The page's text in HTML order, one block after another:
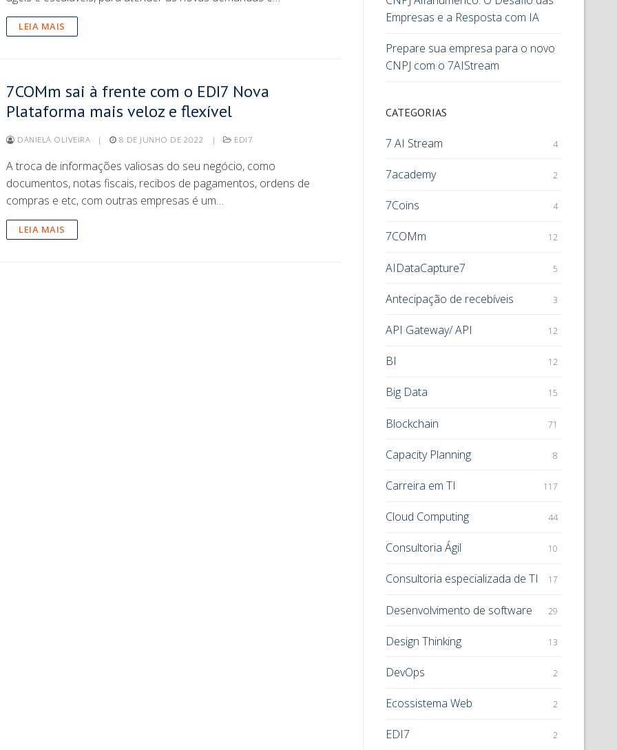
LEIA MAIS
7COMm sai à frente com o EDI7 Nova
Plataforma mais veloz e flexível
DANIELA OLIVEIRA | 8 DE JUNHO DE 2022 | EDI7
A troca de informações valiosas do seu negócio, como
documentos, notas fiscais, recibos de pagamentos, ordens de
compras e etc, com outras empresas é um…
LEIA MAIS
Empresas e a Resposta com IA
Prepare sua empresa para o novo
CNPJ com o 7AIStream
CATEGORIAS
7 AI Stream 4
7academy 2
7Coins 4
7COMm 12
AIDataCapture7 5
Antecipação de recebíveis 3
API Gateway/ API 12
BI 12
Big Data 15
Blockchain 71
Capacity Planning 8
Carreira em TI 117
Cloud Computing 44
Consultoria Ágil 10
Consultoria especializada de TI 17
Desenvolvimento de software 29
Design Thinking 13
DevOps 2
Ecossistema Web 2
EDI7 2